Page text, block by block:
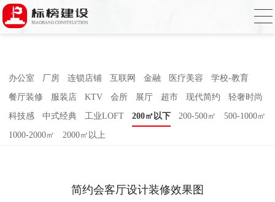
麻豆电影网,91精品麻豆视频,麻豆成人在线
视频,国产AV无码乱码国产精品麻豆
办公室 厂房 连锁店铺 互联网 金融 医疗美容 学校-教育
餐厅装修 服装店 KTV 会所 展厅 超市 现代简约 轻奢时尚
科技感 中式经典 工业LOFT 200㎡以下 200-500㎡ 500-1000㎡
1000-2000㎡ 2000㎡以上
简约会客厅设计装修效果图